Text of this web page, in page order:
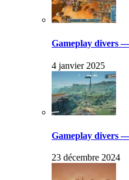
Gameplay divers
4 janvier 2025
Gameplay divers
23 décembre 2024